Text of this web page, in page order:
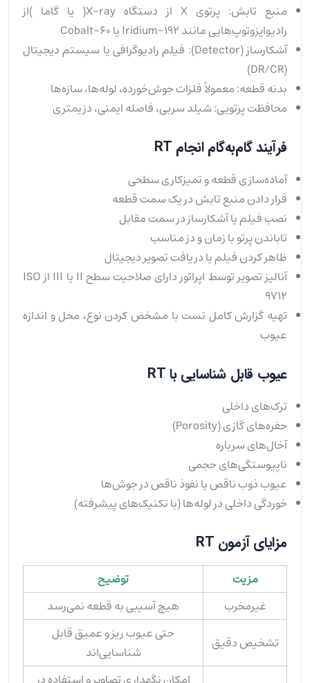
منبع تابش: پرتوی X از دستگاه X-ray( یا گاما )از
رادیوایزوتوپ‌هایی مانند Iridium-192 یا Cobalt-60
آشکارساز (Detector): فیلم رادیوگرافی یا سیستم دیجیتال
(DR/CR)
بدنه قطعه: معمولاً فلزات جوش‌خورده، لوله‌ها، سازه‌ها
محافظت پرتویی: شیلد سربی، فاصله ایمنی، دزیمتری
فرآیند گام‌به‌گام انجام RT
آماده‌سازی قطعه و تمیزکاری سطحی
قرار دادن منبع تابش در یک سمت قطعه
نصب فیلم یا آشکارساز در سمت مقابل
تاباندن پرتو با زمان و دز مناسب
ظاهر کردن فیلم یا دریافت تصویر دیجیتال
آنالیز تصویر توسط اپراتور دارای صلاحیت سطح II یا III از ISO
9712
تهیه گزارش کامل تست با مشخص کردن نوع، محل و اندازه
عیوب
عیوب قابل شناسایی با RT
ترک‌های داخلی
حفره‌های گازی (Porosity)
آخال‌های سرباره
ناپیوستگی‌های حجمی
عیوب ذوب ناقص یا نفوذ ناقص در جوش‌ها
خوردگی داخلی در لوله‌ها (با تکنیک‌های پیشرفته)
مزایای آزمون RT
مزیت
توضیح
غیرمخرب
هیچ آسیبی به قطعه نمی‌رسد
تشخیص دقیق
حتی عیوب ریز و عمیق قابل
شناسایی‌اند